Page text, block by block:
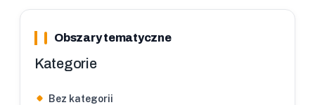
Obszary tematyczne
Kategorie
Bez kategorii